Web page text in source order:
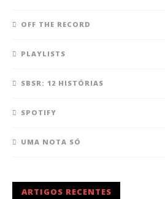
OFF THE RECORD
PLAYLISTS
SBSR: 12 HISTÓRIAS
SPOTIFY
UMA NOTA SÓ
ARTIGOS RECENTES